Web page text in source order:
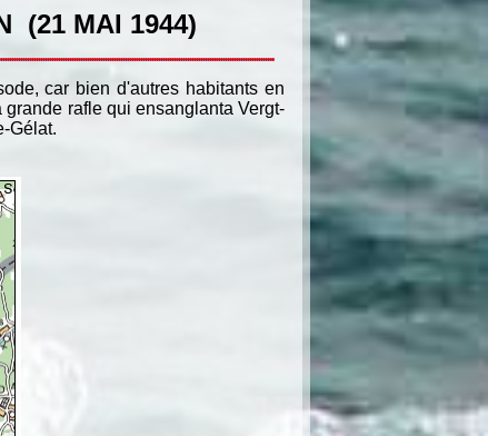
(21 MAI 1944)
car bien d'autres habitants en
rafle qui ensanglanta Vergt-
Gélat.